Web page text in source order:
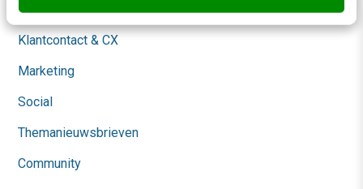
Content & Communicatie
Klantcontact & CX
Marketing
Social
Themanieuwsbrieven
Community